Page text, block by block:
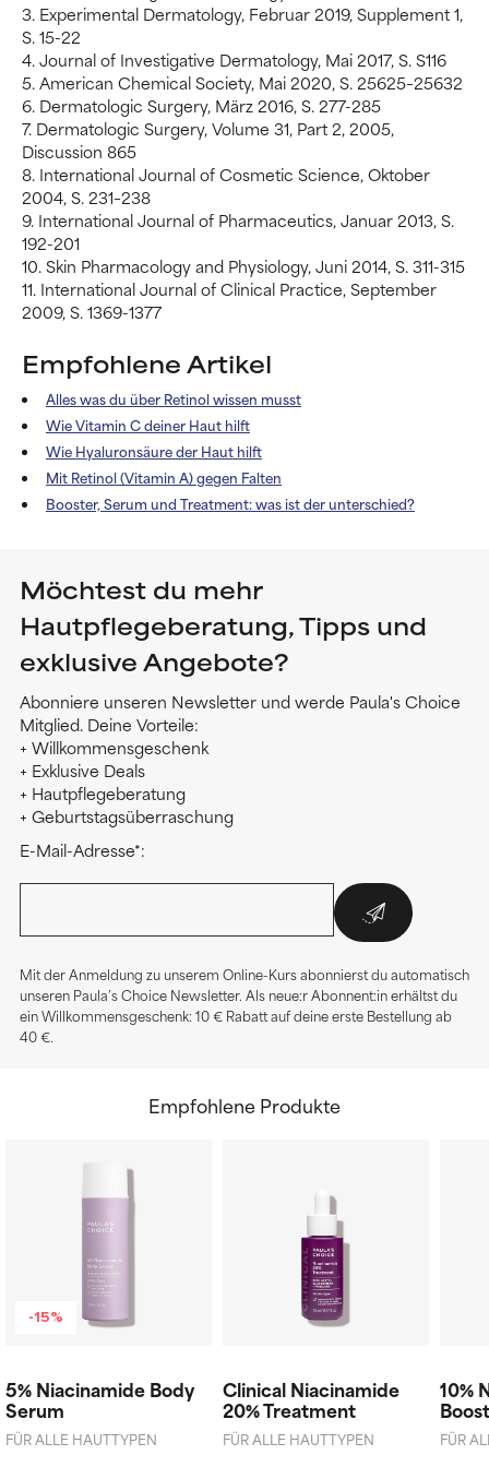
3. Experimental Dermatology, Februar 2019, Supplement 1,
S. 15-22
4. Journal of Investigative Dermatology, Mai 2017, S. S116
5. American Chemical Society, Mai 2020, S. 25625–25632
6. Dermatologic Surgery, März 2016, S. 277-285
7. Dermatologic Surgery, Volume 31, Part 2, 2005,
Discussion 865
8. International Journal of Cosmetic Science, Oktober
2004, S. 231–238
9. International Journal of Pharmaceutics, Januar 2013, S.
192-201
10. Skin Pharmacology and Physiology, Juni 2014, S. 311-315
11. International Journal of Clinical Practice, September
2009, S. 1369-1377
Empfohlene Artikel
Alles was du über Retinol wissen musst
Wie Vitamin C deiner Haut hilft
Wie Hyaluronsäure der Haut hilft
Mit Retinol (Vitamin A) gegen Falten
Booster, Serum und Treatment: was ist der unterschied?
Möchtest du mehr
Hautpflegeberatung, Tipps und
exklusive Angebote?
Abonniere unseren Newsletter und werde Paula's Choice
Mitglied. Deine Vorteile:
+ Willkommensgeschenk
+ Exklusive Deals
+ Hautpflegeberatung
+ Geburtstagsüberraschung
E-Mail-Adresse*:
Mit der Anmeldung zu unserem Online-Kurs abonnierst du automatisch
unseren Paula’s Choice Newsletter. Als neue:r Abonnent:in erhältst du
ein Willkommensgeschenk: 10 € Rabatt auf deine erste Bestellung ab
40 €.
Empfohlene Produkte
-15%
5% Niacinamide Body
Serum
FÜR ALLE HAUTTYPEN
Clinical Niacinamide
20% Treatment
FÜR ALLE HAUTTYPEN
10%
FÜR